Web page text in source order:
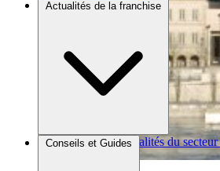
Actualités de la franchise
Brèves et actus Actualités du secteur
Conseils et Guides